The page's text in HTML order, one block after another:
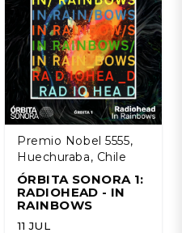
Premio Nobel 5555,
Huechuraba, Chile
ÓRBITA SONORA 1:
RADIOHEAD - IN
RAINBOWS
11 JUL